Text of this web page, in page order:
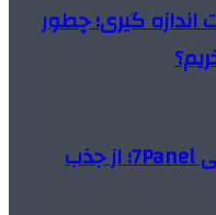
اندازه گیری؛ چطور
خدمات شبکه‌های اجتماعی 7Panel؛ از جذب